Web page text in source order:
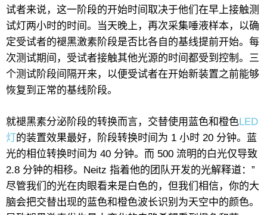
试者来说，这一阶段的开始时间取决于他们在早上接触测
试灯两小时的时间。当天晚上，再次采集唾液样本，以确
定受试者的褪黑激素阶段是否比各自的基线提前开始。每
次测试期间，受试者接触其他光源的时间都受到控制。三
个测试阶段间隔开来，以便受试者在开始新装置之前能够
恢复到正常的基线阶段。
就褪黑素分泌阶段的转换而言，交替使用蓝色和橙色LED
灯的装置效果最好，阶段转换时间为 1 小时 20 分钟。蓝
光的相位转换时间为 40 分钟。而 500 流明的白光仅导致
2.8 分钟的相移。Neitz 指着他的团队开发的光解释道：”
尽管我们的光在肉眼看来是白色的，但我们相信，你的大
脑会把交替出现的蓝色和橙色波长识别为天空中的颜色。